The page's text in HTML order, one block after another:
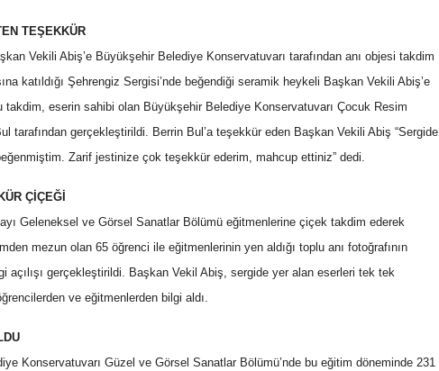
TEŞEKKÜR
Vekili Abiş’e Büyükşehir Belediye Konservatuvarı tarafından anı objesi takdim
katıldığı Şehrengiz Sergisi’nde beğendiği seramik heykeli Başkan Vekili Abiş’e
takdim, eserin sahibi olan Büyükşehir Belediye Konservatuvarı Çocuk Resim
tarafından gerçekleştirildi. Berrin Bul’a teşekkür eden Başkan Vekili Abiş “Sergide
Zarif jestinize çok teşekkür ederim, mahcup ettiniz” dedi.
ÇİÇEĞİ
Geleneksel ve Görsel Sanatlar Bölümü eğitmenlerine çiçek takdim ederek
mezun olan 65 öğrenci ile eğitmenlerinin yen aldığı toplu anı fotoğrafının
açılışı gerçekleştirildi. Başkan Vekil Abiş, sergide yer alan eserleri tek tek
ve eğitmenlerden bilgi aldı.
Konservatuvarı Güzel ve Görsel Sanatlar Bölümü’nde bu eğitim döneminde 231